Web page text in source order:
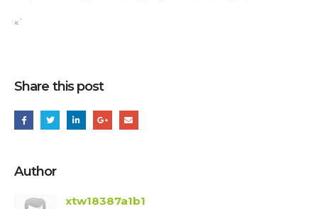
«`
Share this post
Author
xtw18387a1b1